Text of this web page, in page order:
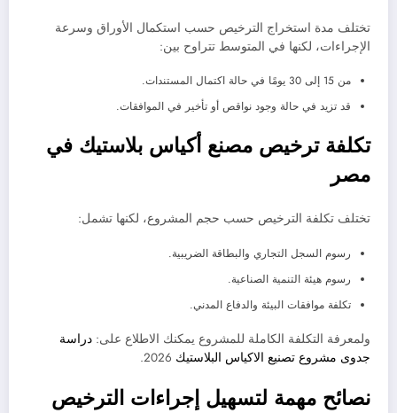
تختلف مدة استخراج الترخيص حسب استكمال الأوراق وسرعة
الإجراءات، لكنها في المتوسط تتراوح بين:
من 15 إلى 30 يومًا في حالة اكتمال المستندات.
قد تزيد في حالة وجود نواقص أو تأخير في الموافقات.
تكلفة ترخيص مصنع أكياس بلاستيك في
مصر
تختلف تكلفة الترخيص حسب حجم المشروع، لكنها تشمل:
رسوم السجل التجاري والبطاقة الضريبية.
رسوم هيئة التنمية الصناعية.
تكلفة موافقات البيئة والدفاع المدني.
ولمعرفة التكلفة الكاملة للمشروع يمكنك الاطلاع على: دراسة
جدوى مشروع تصنيع الاكياس البلاستيك
نصائح مهمة لتسهيل إجراءات الترخيص